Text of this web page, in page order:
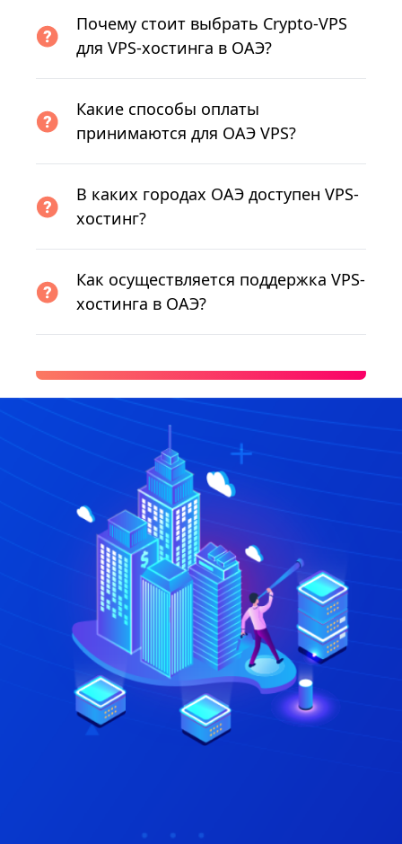
Почему стоит выбрать Crypto-VPS
для VPS-хостинга в ОАЭ?
Какие способы оплаты
принимаются для ОАЭ VPS?
В каких городах ОАЭ доступен VPS-
хостинг?
Как осуществляется поддержка VPS-
хостинга в ОАЭ?